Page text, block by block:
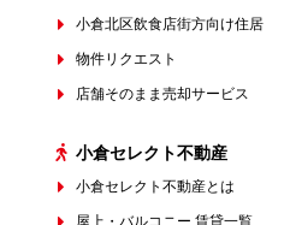
小倉北区飲食店街方向け住居
物件リクエスト
店舗そのまま売却サービス
小倉セレクト不動産
小倉セレクト不動産とは
屋上・バルコニー 賃貸一覧